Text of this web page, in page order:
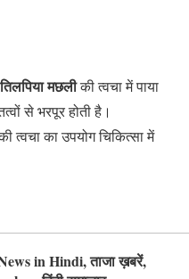
तिलपिया मछलीकी त्वचा में पाया
से भरपूर होती है।
त्वचा का उपयोग चिकित्सा में
in Hindi, ताजा ख़बरें,